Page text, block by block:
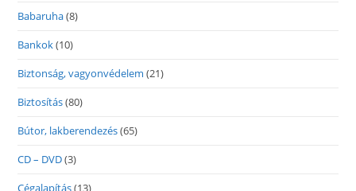
Babaruha(8)
Bankok(10)
Biztonság, vagyonvédelem (21)
Biztosítás(80)
Bútor, lakberendezés(65)
CD – DVD(3)
Cégalapítás(13)